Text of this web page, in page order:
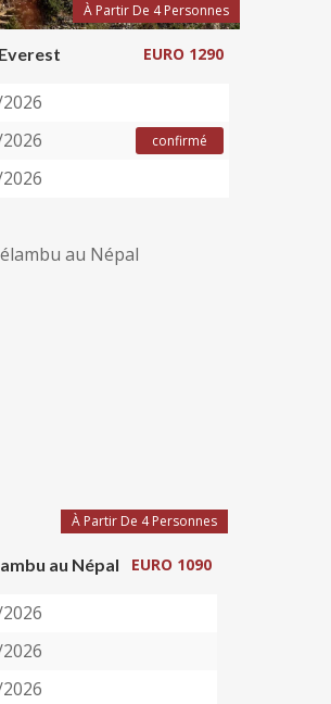
À Partir De 4 Personnes
EURO 1290
confirmé
À Partir De 4 Personnes
au Népal EURO 1090